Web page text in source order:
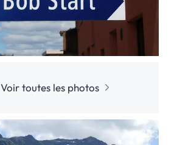
Voir toutes les photos